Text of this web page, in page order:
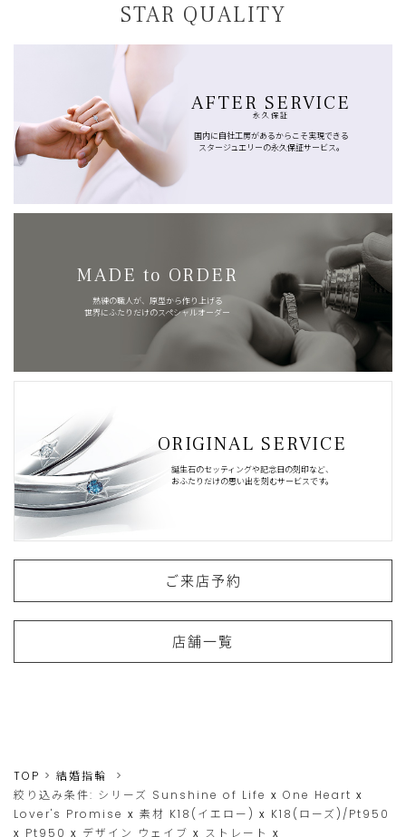
STAR QUALITY
AFTER SERVICE
永久保証
国内に自社工房があるからこそ実現できる
スタージュエリーの永久保証サービス。
MADE to ORDER
熟練の職人が、原型から作り上げる
世界にふたりだけのスペシャルオーダー
ORIGINAL SERVICE
誕生石のセッティングや記念日の刻印など、
おふたりだけの思い出を刻むサービスです。
ご来店予約
店舗一覧
TOP
結婚指輪
絞り込み条件: シリーズ Sunshine of Life x One Heart x
Lover's Promise x 素材 K18(イエロー) x K18(ローズ)/Pt950
x Pt950 x デザイン ウェイブ x ストレート x